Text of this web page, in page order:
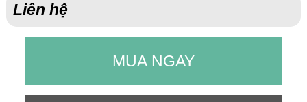
Liên hệ
MUA NGAY